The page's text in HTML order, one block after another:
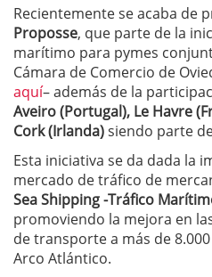
Recientemente se acaba de
Proposse, que parte de la
marítimo para pymes
Cámara de Comercio de
aquí– además de la
Aveiro (Portugal), Le Havre
Cork (Irlanda)siendo parte
Esta iniciativa se da dada la
mercado de tráfico de
Sea Shipping -Tráfico
promoviendo la mejora en
de transporte a más de
Arco Atlántico.